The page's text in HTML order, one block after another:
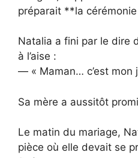
préparait **la
Natalia a fini par le dire
à l’aise :
— « Maman… c’est mon
Sa mère a aussitôt
Le matin du mariage,
pièce où elle devait se